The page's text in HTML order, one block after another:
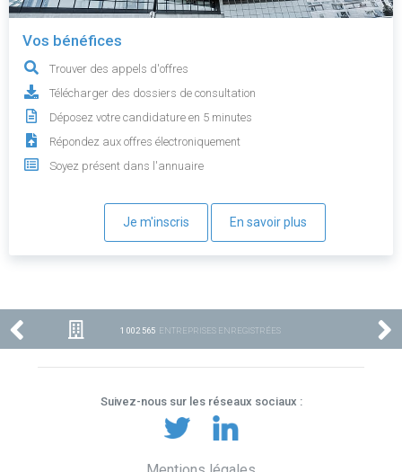
Vos bénéfices
Trouver des appels d'offres
Télécharger des dossiers de consultation
Déposez votre candidature en 5 minutes
Répondez aux offres électroniquement
Soyez présent dans l'annuaire
Je m'inscris En savoir plus
1 002 565 ENTREPRISES ENREGISTRÉES
Suivez-nous sur les réseaux sociaux :